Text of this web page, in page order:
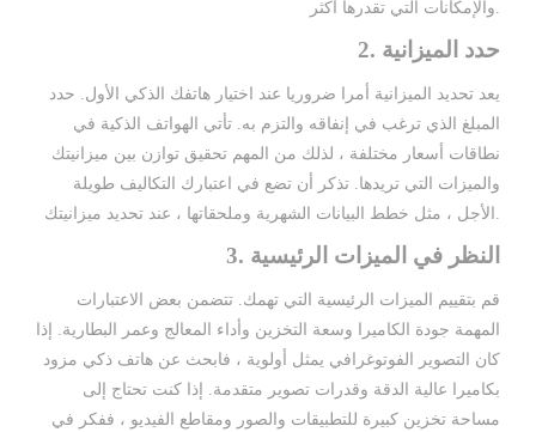
2. حدد الميزانية
يعد تحديد الميزانية أمرا ضروريا عند اختيار هاتفك الذكي الأول. حدد
المبلغ الذي ترغب في إنفاقه والتزم به. تأتي الهواتف الذكية في
نطاقات أسعار مختلفة ، لذلك من المهم تحقيق توازن بين ميزانيتك
والميزات التي تريدها. تذكر أن تضع في اعتبارك التكاليف طويلة
3. النظر في الميزات الرئيسية
قم بتقييم الميزات الرئيسية التي تهمك. تتضمن بعض الاعتبارات
المهمة جودة الكاميرا وسعة التخزين وأداء المعالج وعمر البطارية. إذا
كان التصوير الفوتوغرافي يمثل أولوية ، فابحث عن هاتف ذكي مزود
بكاميرا عالية الدقة وقدرات تصوير متقدمة. إذا كنت تحتاج إلى
مساحة تخزين كبيرة للتطبيقات والصور ومقاطع الفيديو ، ففكر في